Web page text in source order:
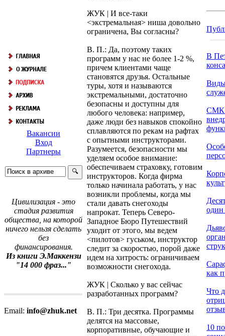
Вакансии
Вход
Партнеры
Цивилизация - это
стадия развития
общества, на которой
ничего нельзя сделать
без
финансирования.
Из книги Э.Маккензи
"14 000 фраз..."
Email: info@zhuk.net
ЖУК | И все-таки
<экстремальная> ниша довольно
ограничена, Вы согласны?
В. П.: Да, поэтому таких
программ у нас не более 1-2 %,
причем клиентами чаще
становятся друзья. Остальные
туры, хотя и называются
экстремальными, достаточно
безопасны и доступны для
любого человека: например,
даже люди без навыков спокойно
сплавляются по рекам на рафтах
с опытными инструкторами.
Разумеется, безопасности мы
уделяем особое внимание:
обеспечиваем страховку, готовим
инструкторов. Когда фирма
только начинала работать, у нас
возникли проблемы, когда мы
стали давать снегоходы
напрокат. Теперь Северо-
Западное Бюро Путешествий
уходит от этого, мы ведем
<пилотов> гуськом, инструктор
следит за скоростью, порой даже
идем на хитрость: ограничиваем
возможности снегохода.
ЖУК | Сколько у вас сейчас
разработанных программ?
В. П.: Три десятка. Программы
делятся на массовые,
корпоративные, обучающие и
В
СМК:
один
как
Что
10